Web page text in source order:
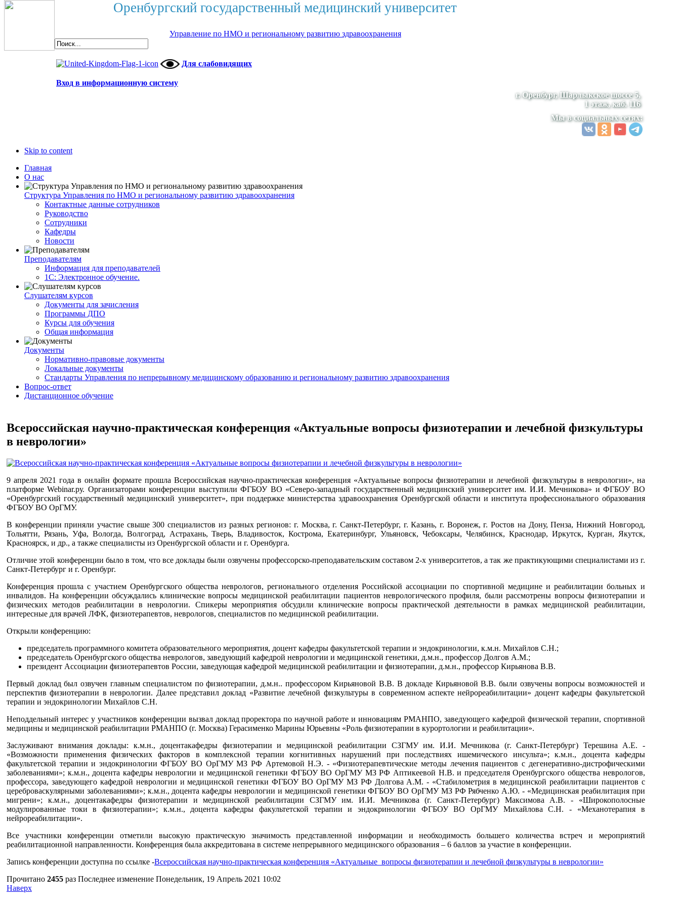
Оренбургский государственный медицинский университет
Управление по НМО и региональному развитию здравоохранения
Для слабовидящих
Вход в информационную систему
г. Оренбург, Шарлыкское шоссе 5,
1 этаж, каб. 116
Мы в социальных сетях:
Skip to content
Главная
О нас
Структура Управления по НМО и региональному развитию здравоохранения
Контактные данные сотрудников
Руководство
Сотрудники
Кафедры
Новости
Преподавателям
Информация для преподавателей
1С: Электронное обучение.
Слушателям курсов
Документы для зачисления
Программы ДПО
Курсы для обучения
Общая информация
Документы
Нормативно-правовые документы
Локальные документы
Стандарты Управления по непрерывному медицинскому образованию и региональному развитию здравоохранения
Вопрос-ответ
Дистанционное обучение
Всероссийская научно-практическая конференция «Актуальные вопросы физиотерапии и лечебной физкультуры
в неврологии»
9 апреля 2021 года в онлайн формате прошла Всероссийская научно-практическая конференция «Актуальные вопросы физиотерапии и лечебной физкультуры в неврологии», на
платформе Webinar.ру. Организаторами конференции выступили ФГБОУ ВО «Северо-западный государственный медицинский университет им. И.И. Мечникова» и ФГБОУ ВО
«Оренбургский государственный медицинский университет», при поддержке министерства здравоохранения Оренбургской области и института профессионального образования
ФГБОУ ВО ОрГМУ.
В конференции приняли участие свыше 300 специалистов из разных регионов: г. Москва, г. Санкт-Петербург, г. Казань, г. Воронеж, г. Ростов на Дону, Пенза, Нижний Новгород,
Тольятти, Рязань, Уфа, Вологда, Волгоград, Астрахань, Тверь, Владивосток, Кострома, Екатеринбург, Ульяновск, Чебоксары, Челябинск, Краснодар, Иркутск, Курган, Якутск,
Красноярск, и др., а также специалисты из Оренбургской области и г. Оренбурга.
Отличие этой конференции было в том, что все доклады были озвучены профессорско-преподавательским составом 2-х университетов, а так же практикующими специалистами из г.
Санкт-Петербург и г. Оренбург.
Конференция прошла с участием Оренбургского общества неврологов, регионального отделения Российской ассоциации по спортивной медицине и реабилитации больных и
инвалидов. На конференции обсуждались клинические вопросы медицинской реабилитации пациентов неврологического профиля, были рассмотрены вопросы физиотерапии и
физических методов реабилитации в неврологии. Спикеры мероприятия обсудили клинические вопросы практической деятельности в рамках медицинской реабилитации,
интересные для врачей ЛФК, физиотерапевтов, неврологов, специалистов по медицинской реабилитации.
Открыли конференцию:
председатель программного комитета образовательного мероприятия, доцент кафедры факультетской терапии и эндокринологии, к.м.н. Михайлов С.Н.;
председатель Оренбургского общества неврологов, заведующий кафедрой неврологии и медицинской генетики, д.м.н., профессор Долгов А.М.;
президент Ассоциации физиотерапевтов России, заведующая кафедрой медицинской реабилитации и физиотерапии, д.м.н., профессор Кирьянова В.В.
Первый доклад был озвучен главным специалистом по физиотерапии, д.м.н.. профессором Кирьяновой В.В. В докладе Кирьяновой В.В. были озвучены вопросы возможностей и
перспектив физиотерапии в неврологии. Далее представил доклад «Развитие лечебной физкультуры в современном аспекте нейрореабилитации» доцент кафедры факультетской
терапии и эндокринологии Михайлов С.Н.
Неподдельный интерес у участников конференции вызвал доклад проректора по научной работе и инновациям РМАНПО, заведующего кафедрой физической терапии, спортивной
медицины и медицинской реабилитации РМАНПО (г. Москва) Герасименко Марины Юрьевны «Роль физиотерапии в курортологии и реабилитации».
Заслуживают внимания доклады: к.м.н., доцентакафедры физиотерапии и медицинской реабилитации СЗГМУ им. И.И. Мечникова (г. Санкт-Петербург) Терешина А.Е. -
«Возможности применения физических факторов в комплексной терапии когнитивных нарушений при последствиях ишемического инсульта»; к.м.н., доцента кафедры
факультетской терапии и эндокринологии ФГБОУ ВО ОрГМУ МЗ РФ Артемовой Н.Э. - «Физиотерапевтические методы лечения пациентов с дегенеративно-дистрофическими
заболеваниями»; к.м.н., доцента кафедры неврологии и медицинской генетики ФГБОУ ВО ОрГМУ МЗ РФ Аптикеевой Н.В. и председателя Оренбургского общества неврологов,
профессора, заведующего кафедрой неврологии и медицинской генетики ФГБОУ ВО ОрГМУ МЗ РФ Долгова А.М. - «Стабилометрия в медицинской реабилитации пациентов с
цереброваскулярными заболеваниями»; к.м.н., доцента кафедры неврологии и медицинской генетики ФГБОУ ВО ОрГМУ МЗ РФ Рябченко А.Ю. - «Медицинская реабилитация при
мигрени»; к.м.н., доцентакафедры физиотерапии и медицинской реабилитации СЗГМУ им. И.И. Мечникова (г. Санкт-Петербург) Максимова А.В. - «Широкополосные
модулированные токи в физиотерапии»; к.м.н., доцента кафедры факультетской терапии и эндокринологии ФГБОУ ВО ОрГМУ Михайлова С.Н. - «Механотерапия в
нейрореабилитации».
Все участники конференции отметили высокую практическую значимость представленной информации и необходимость большего количества встреч и мероприятий
реабилитационной направленности. Конференция была аккредитована в системе непрерывного медицинского образования – 6 баллов за участие в конференции.
Запись конференции доступна по ссылке -Всероссийская научно-практическая конференция «Актуальные вопросы физиотерапии и лечебной физкультуры в неврологии»
Прочитано 2455 раз Последнее изменение Понедельник, 19 Апрель 2021 10:02
Наверх